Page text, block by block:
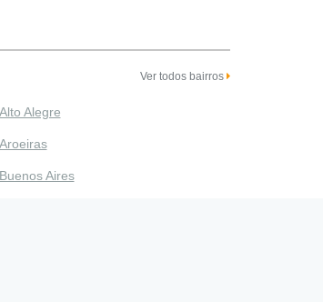
Ver todos bairros
Alto Alegre
Aroeiras
Buenos Aires